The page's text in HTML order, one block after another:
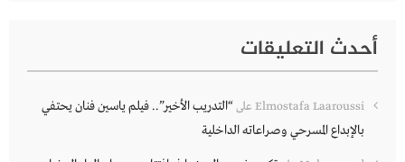
أحدث التعليقات
Elmostafa Laaroussi على“التدريب الأخير”.. فيلم ياسين فنان يحتفي
بالإبداع المسرحي وصراعاته الداخلية